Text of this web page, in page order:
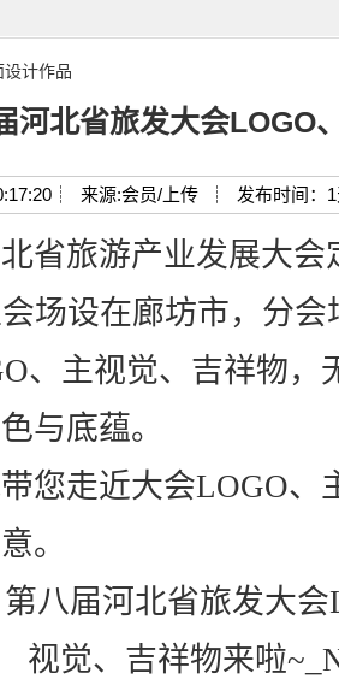
设计作品
河北省旅发大会LOGO
来源:会员/上传 ┊ 发布时间：
旅游产业发展大会
场设在廊坊市，分
、主视觉、吉祥物，
与底蕴。
走近大会LOGO、
。